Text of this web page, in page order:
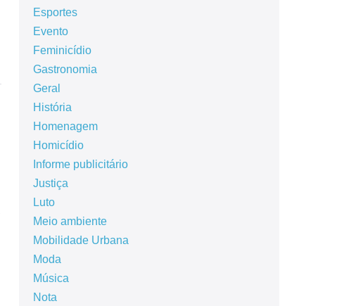
Esportes
Evento
Feminicídio
Gastronomia
Geral
História
Homenagem
Homicídio
Informe publicitário
Justiça
Luto
Meio ambiente
Mobilidade Urbana
Moda
Música
Nota